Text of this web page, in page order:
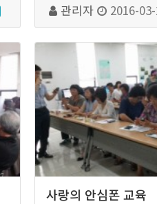
관리자 2016-
사랑의 안심폰 교육